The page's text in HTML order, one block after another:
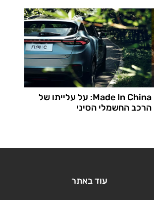
Made In China: על עלייתו של
הרכב החשמלי הסיני
עוד באתר